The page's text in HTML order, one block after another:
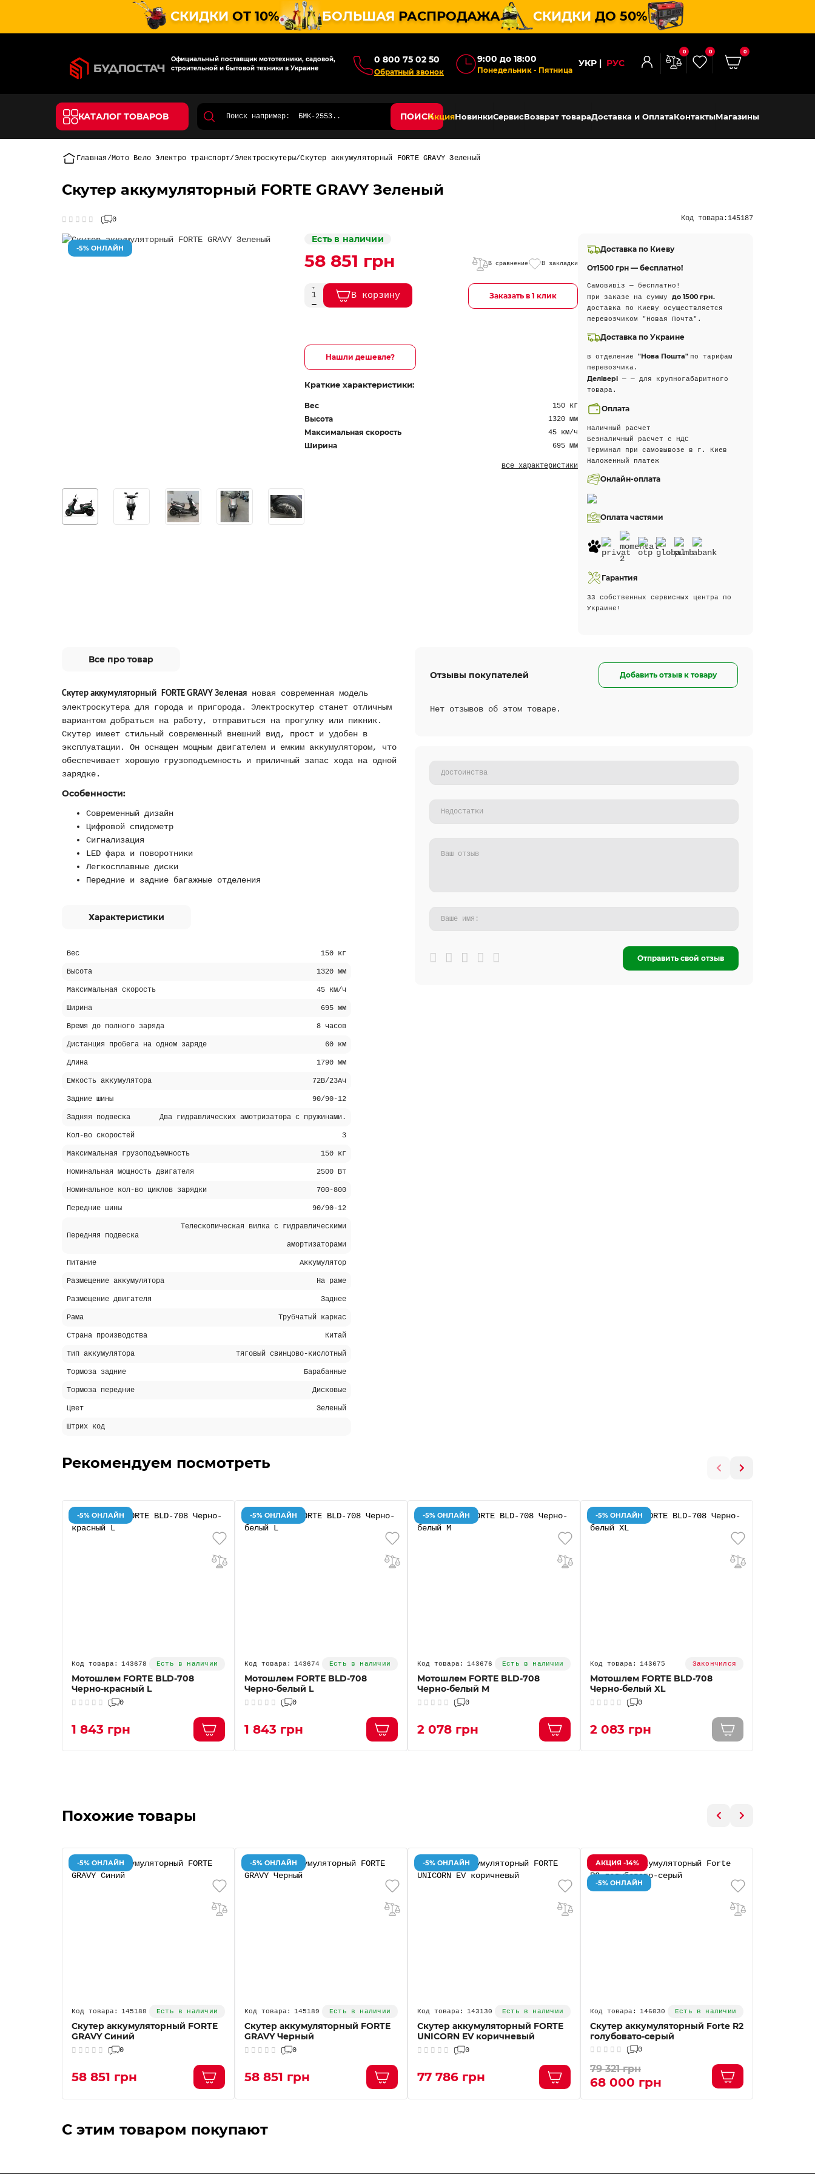
СКИДКИ ОТ 10% БОЛЬШАЯ РАСПРОДАЖА СКИДКИ ДО 50%
Официальный поставщик мототехники, садовой,
строительной и бытовой техники в Украине
0 800 75 02 50
Обратный звонок
9:00 до 18:00
Понедельник - Пятница
УКР РУС
0 0 0
КАТАЛОГ ТОВАРОВ ПОИСКАкцияНовинкиСервисВозврат товараДоставка и ОплатаКонтактыМагазины
Главная Мото Вело Электро транспорт Электроскутеры Скутер аккумуляторный FORTE GRAVY Зеленый
Скутер аккумуляторный FORTE GRAVY Зеленый
0 Код товара:145187
-5% ОНЛАЙН
Есть в наличии
58 851 грн В сравнение В закладки
В корзину Заказать в 1 клик
Нашли дешевле?
Краткие характеристики:
Вес 150 кг
Высота 1320 мм
Максимальная скорость 45 км/ч
Ширина 695 мм
все характеристики
Доставка по Киеву
От1500 грн — бесплатно!
Самовивіз — бесплатно!
При заказе на сумму до 1500 грн.
доставка по Киеву осуществляется
перевозчиком "Новая Почта".
Доставка по Украине
в отделение "Нова Пошта" по тарифам
перевозчика.
Делівері— — для крупногабаритного
товара.
Оплата
Наличный расчет
Безналичный расчет с НДС
Терминал при самовывозе в г. Киев
Наложенный платеж
Онлайн-оплата
Оплата частями
Гарантия
33 собственных сервисных центра по
Украине!
Все про товар
Скутер аккумуляторный FORTE GRAVY Зеленая новая современная модель
электроскутера для города и пригорода. Электроскутер станет отличным
вариантом добраться на работу, отправиться на прогулку или пикник.
Скутер имеет стильный современный внешний вид, прост и удобен в
эксплуатации. Он оснащен мощным двигателем и емким аккумулятором, что
обеспечивает хорошую грузоподъемность и приличный запас хода на одной
зарядке.
Особенности:
Современный дизайн
Цифровой спидометр
Сигнализация
LED фара и поворотники
Легкосплавные диски
Передние и задние багажные отделения
Характеристики
Вес 150 кг
Высота 1320 мм
Максимальная скорость 45 км/ч
Ширина 695 мм
Время до полного заряда 8 часов
Дистанция пробега на одном заряде 60 км
Длина 1790 мм
Емкость аккумулятора 72В/23Ач
Задние шины 90/90-12
Задняя подвеска Два гидравлических амотризатора с пружинами.
Кол-во скоростей 3
Максимальная грузоподъемность 150 кг
Номинальная мощность двигателя 2500 Вт
Номинальное кол-во циклов зарядки 700-800
Передние шины 90/90-12
Передняя подвеска
Телескопическая вилка с гидравлическими
амортизаторами
Питание Аккумулятор
Размещение аккумулятора На раме
Размещение двигателя Заднее
Рама Трубчатый каркас
Страна производства Китай
Тип аккумулятора Тяговый свинцово-кислотный
Тормоза задние Барабанные
Тормоза передние Дисковые
Цвет Зеленый
Штрих код
Отзывы покупателей Добавить отзыв к товару
Нет отзывов об этом товаре.
Отправить свой отзыв
Рекомендуем посмотреть
-5% ОНЛАЙН
143678 Есть в наличии
Мотошлем FORTE BLD-708
Черно-красный L
0
1 843 грн
-5% ОНЛАЙН
143674 Есть в наличии
Мотошлем FORTE BLD-708
Черно-белый L
0
1 843 грн
-5% ОНЛАЙН
143676 Есть в наличии
Мотошлем FORTE BLD-708
Черно-белый M
0
2 078 грн
-5% ОНЛАЙН
143675 Закончился
Мотошлем FORTE BLD-708
Черно-белый XL
0
2 083 грн
Похожие товары
-5% ОНЛАЙН
145188 Есть в наличии
Скутер аккумуляторный FORTE
GRAVY Синий
0
58 851 грн
-5% ОНЛАЙН
145189 Есть в наличии
Скутер аккумуляторный FORTE
GRAVY Черный
0
58 851 грн
-5% ОНЛАЙН
143130 Есть в наличии
Скутер аккумуляторный FORTE
UNICORN EV коричневый
0
77 786 грн
АКЦИЯ -14%
-5% ОНЛАЙН
146030 Есть в наличии
Скутер аккумуляторный Forte R2
голубовато-серый
0
79 321 грн
68 000 грн
С этим товаром покупают